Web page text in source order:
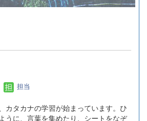
担当
カタカナの学習が始まっています。ひ
うに、言葉を集めたり、シートをなぞ